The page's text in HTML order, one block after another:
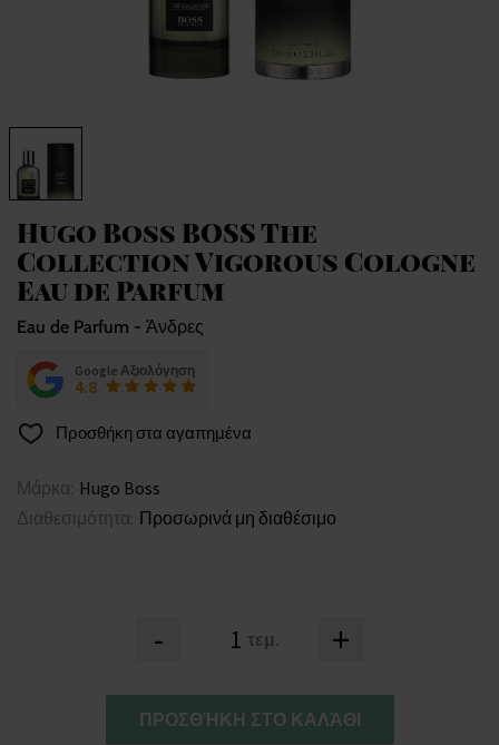
Hugo Boss BOSS The
Collection Vigorous Cologne
Eau de Parfum
Eau de Parfum - Άνδρες
Google Αξιολόγηση
4.8
Προσθήκη στα αγαπημένα
Μάρκα: Hugo Boss
Διαθεσιμότητα: Προσωρινά μη διαθέσιμο
- τεμ. +
ΠΡΟΣΘΉΚΗ ΣΤΟ ΚΑΛΆΘΙ